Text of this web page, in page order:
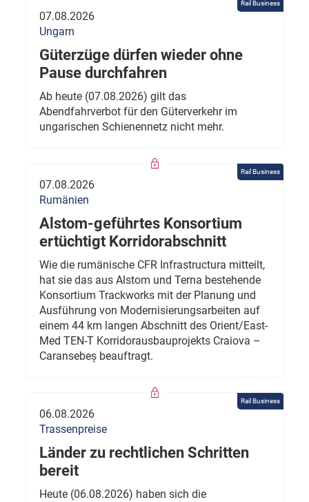
Rail Business
07.08.2026
Ungarn
Güterzüge dürfen wieder ohne
Pause durchfahren
Ab heute (07.08.2026) gilt das
Abendfahrverbot für den Güterverkehr im
ungarischen Schienennetz nicht mehr.
Rail Business
07.08.2026
Rumänien
Alstom-geführtes Konsortium
ertüchtigt Korridorabschnitt
Wie die rumänische CFR Infrastructura mitteilt,
hat sie das aus Alstom und Terna bestehende
Konsortium Trackworks mit der Planung und
Ausführung von Modernisierungsarbeiten auf
einem 44 km langen Abschnitt des Orient/East-
Med TEN-T Korridorausbauprojekts Craiova –
Caransebeș beauftragt.
Rail Business
06.08.2026
Trassenpreise
Länder zu rechtlichen Schritten
bereit
Heute (06.08.2026) haben sich die